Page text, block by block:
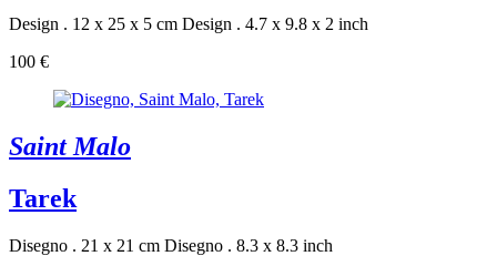
Design . 12 x 25 x 5 cm Design . 4.7 x 9.8 x 2 inch
100 €
Saint Malo
Tarek
Disegno . 21 x 21 cm Disegno . 8.3 x 8.3 inch